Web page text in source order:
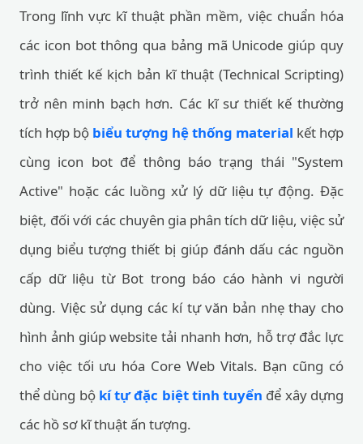
Trong lĩnh vực kĩ thuật phần mềm, việc chuẩn hóa
các icon bot thông qua bảng mã Unicode giúp quy
trình thiết kế kịch bản kĩ thuật (Technical Scripting)
trở nên minh bạch hơn. Các kĩ sư thiết kế thường
tích hợp bộ biểu tượng hệ thống material kết hợp
cùng icon bot để thông báo trạng thái "System
Active" hoặc các luồng xử lý dữ liệu tự động. Đặc
biệt, đối với các chuyên gia phân tích dữ liệu, việc sử
dụng biểu tượng thiết bị giúp đánh dấu các nguồn
cấp dữ liệu từ Bot trong báo cáo hành vi người
dùng. Việc sử dụng các kí tự văn bản nhẹ thay cho
hình ảnh giúp website tải nhanh hơn, hỗ trợ đắc lực
cho việc tối ưu hóa Core Web Vitals. Bạn cũng có
thể dùng bộ kí tự đặc biệt tinh tuyển để xây dựng
các hồ sơ kĩ thuật ấn tượng.